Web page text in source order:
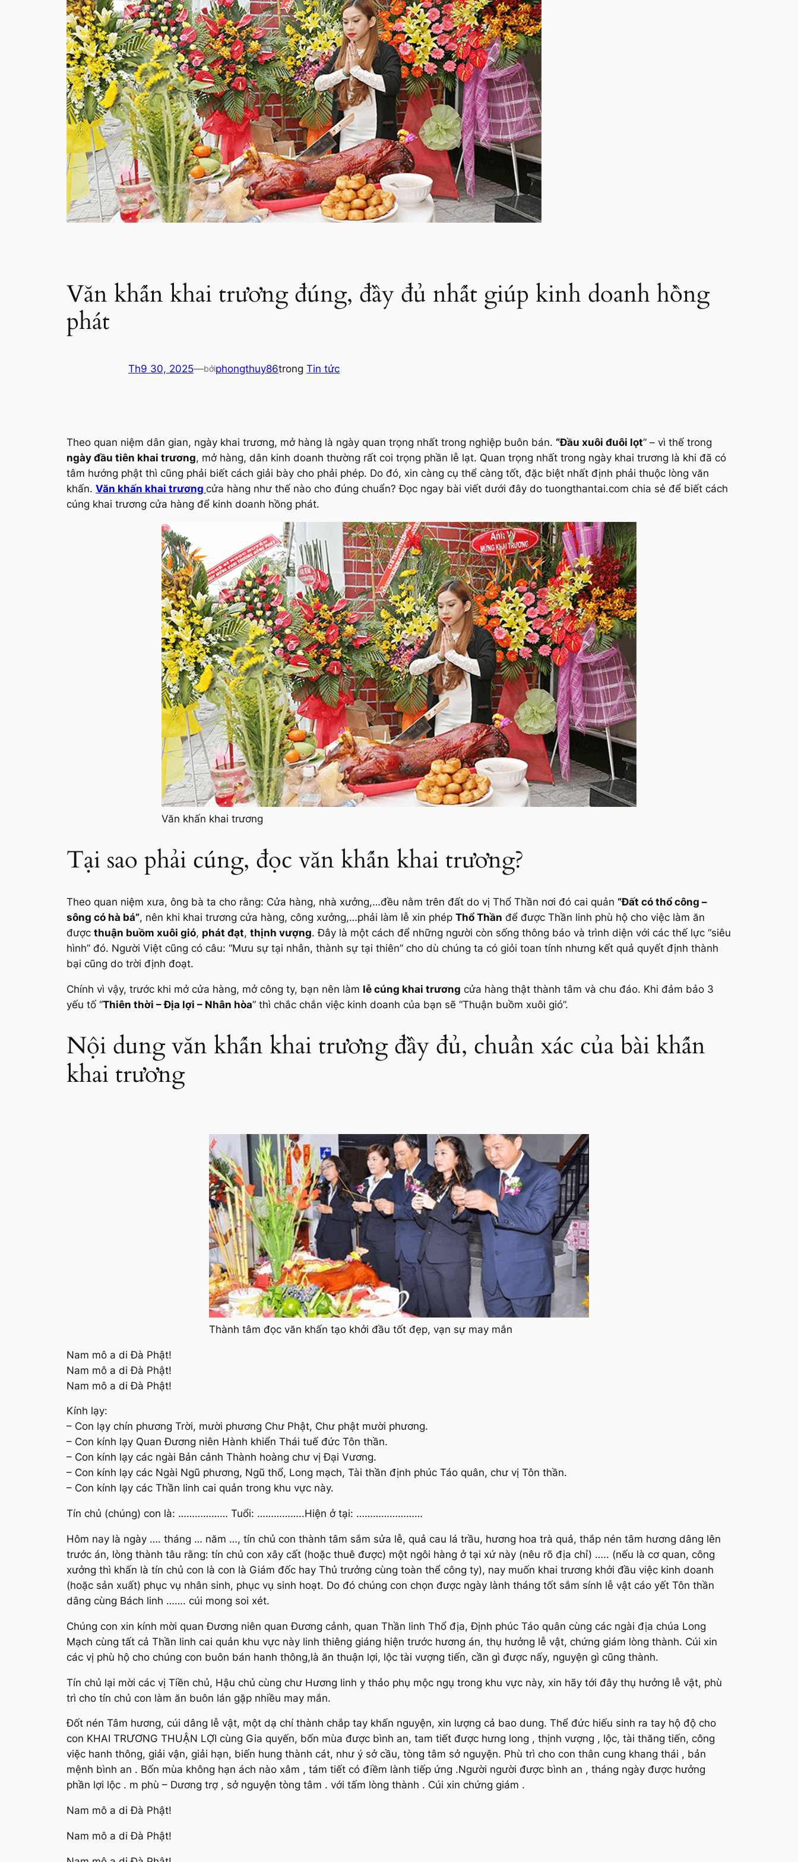
Văn khấn khai trương đúng, đầy đủ nhất giúp kinh doanh hồng
phát
Th9 30, 2025—bởiphongthuy86trong Tin tức
Theo quan niệm dân gian, ngày khai trương, mở hàng là ngày quan trọng nhất trong nghiệp buôn bán. “Đầu xuôi đuôi lọt” – vì thế trong
ngày đầu tiên khai trương, mở hàng, dân kinh doanh thường rất coi trọng phần lễ lạt. Quan trọng nhất trong ngày khai trương là khi đã có
tâm hướng phật thì cũng phải biết cách giải bày cho phải phép. Do đó, xin càng cụ thể càng tốt, đặc biệt nhất định phải thuộc lòng văn
khấn. Văn khấn khai trương cửa hàng như thế nào cho đúng chuẩn? Đọc ngay bài viết dưới đây do tuongthantai.com chia sẻ để biết cách
cúng khai trương cửa hàng để kinh doanh hồng phát.
Văn khấn khai trương
Tại sao phải cúng, đọc văn khấn khai trương?
Theo quan niệm xưa, ông bà ta cho rằng: Cửa hàng, nhà xưởng,…đều nằm trên đất do vị Thổ Thần nơi đó cai quản “Đất có thổ công –
sông có hà bá”, nên khi khai trương cửa hàng, công xưởng,…phải làm lễ xin phép Thổ Thần để được Thần linh phù hộ cho việc làm ăn
được thuận buồm xuôi gió, phát đạt, thịnh vượng. Đây là một cách để những người còn sống thông báo và trình diện với các thế lực “siêu
hình” đó. Người Việt cũng có câu: “Mưu sự tại nhân, thành sự tại thiên” cho dù chúng ta có giỏi toan tính nhưng kết quả quyết định thành
bại cũng do trời định đoạt.
Chính vì vậy, trước khi mở cửa hàng, mở công ty, bạn nên làm lễ cúng khai trương cửa hàng thật thành tâm và chu đáo. Khi đảm bảo 3
yếu tố “Thiên thời – Địa lợi – Nhân hòa” thì chắc chắn việc kinh doanh của bạn sẽ “Thuận buồm xuôi gió”.
Nội dung văn khấn khai trương đầy đủ, chuẩn xác của bài khấn
khai trương
Thành tâm đọc văn khấn tạo khởi đầu tốt đẹp, vạn sự may mắn
Nam mô a di Đà Phật!
Nam mô a di Đà Phật!
Nam mô a di Đà Phật!
Kính lạy:
– Con lạy chín phương Trời, mười phương Chư Phật, Chư phật mười phương.
– Con kính lạy Quan Đương niên Hành khiển Thái tuế đức Tôn thần.
– Con kính lạy các ngài Bản cảnh Thành hoàng chư vị Đại Vương.
– Con kính lạy các Ngài Ngũ phương, Ngũ thổ, Long mạch, Tài thần định phúc Táo quân, chư vị Tôn thần.
– Con kính lạy các Thần linh cai quản trong khu vực này.
Tín chủ (chúng) con là: ……………… Tuổi: ……………..Hiện ở tại: ……………………
Hôm nay là ngày …. tháng … năm …, tín chủ con thành tâm sắm sửa lễ, quả cau lá trầu, hương hoa trà quả, thắp nén tâm hương dâng lên
trước án, lòng thành tâu rằng: tín chủ con xây cất (hoặc thuê được) một ngôi hàng ở tại xứ này (nêu rõ địa chỉ) ….. (nếu là cơ quan, công
xưởng thì khấn là tín chủ con là con là Giám đốc hay Thủ trưởng cùng toàn thể công ty), nay muốn khai trương khởi đầu việc kinh doanh
(hoặc sản xuất) phục vụ nhân sinh, phục vụ sinh hoạt. Do đó chúng con chọn được ngày lành tháng tốt sắm sính lễ vật cáo yết Tôn thần
dâng cùng Bách linh ……. cúi mong soi xét.
Chúng con xin kính mời quan Đương niên quan Đương cảnh, quan Thần linh Thổ địa, Định phúc Táo quân cùng các ngài địa chúa Long
Mạch cùng tất cả Thần linh cai quản khu vực này linh thiêng giáng hiện trước hương án, thụ hưởng lễ vật, chứng giám lòng thành. Cúi xin
các vị phù hộ cho chúng con buôn bán hanh thông,là ăn thuận lợi, lộc tài vượng tiến, cần gì được nấy, nguyện gì cũng thành.
Tín chủ lại mời các vị Tiền chủ, Hậu chủ cùng chư Hương linh y thảo phụ mộc ngụ trong khu vực này, xin hãy tới đây thụ hưởng lễ vật, phù
trì cho tín chủ con làm ăn buôn lán gặp nhiều may mắn.
Đốt nén Tâm hương, cúi dâng lễ vật, một dạ chí thành chắp tay khấn nguyện, xin lượng cả bao dung. Thể đức hiếu sinh ra tay hộ độ cho
con KHAI TRƯƠNG THUẬN LỢI cùng Gia quyến, bốn mùa được bình an, tam tiết được hưng long , thịnh vượng , lộc, tài thăng tiến, công
việc hanh thông, giải vận, giải hạn, biến hung thành cát, như ý sở cầu, tòng tâm sở nguyện. Phù trì cho con thân cung khang thái , bản
mệnh bình an . Bốn mùa không hạn ách nào xâm , tám tiết có điềm lành tiếp ứng .Người người được bình an , tháng ngày được hưởng
phần lợi lộc . m phù – Dương trợ , sở nguyện tòng tâm . với tấm lòng thành . Cúi xin chứng giám .
Nam mô a di Đà Phật!
Nam mô a di Đà Phật!